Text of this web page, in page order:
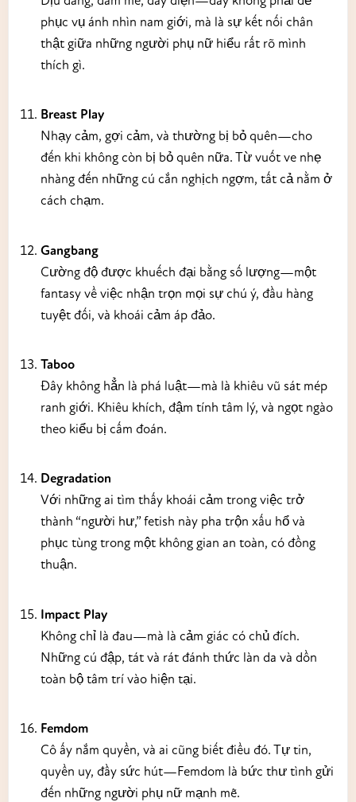
phục vụ ánh nhìn nam giới, mà là sự kết nối chân
thật giữa những người phụ nữ hiểu rất rõ mình
thích gì.
Breast Play
Nhạy cảm, gợi cảm, và thường bị bỏ quên—cho
đến khi không còn bị bỏ quên nữa. Từ vuốt ve nhẹ
nhàng đến những cú cắn nghịch ngợm, tất cả nằm ở
cách chạm.
Gangbang
Cường độ được khuếch đại bằng số lượng—một
fantasy về việc nhận trọn mọi sự chú ý, đầu hàng
tuyệt đối, và khoái cảm áp đảo.
Taboo
Đây không hẳn là phá luật—mà là khiêu vũ sát mép
ranh giới. Khiêu khích, đậm tính tâm lý, và ngọt ngào
theo kiểu bị cấm đoán.
Degradation
Với những ai tìm thấy khoái cảm trong việc trở
thành “người hư,” fetish này pha trộn xấu hổ và
phục tùng trong một không gian an toàn, có đồng
thuận.
Impact Play
Không chỉ là đau—mà là cảm giác có chủ đích.
Những cú đập, tát và rát đánh thức làn da và dồn
toàn bộ tâm trí vào hiện tại.
Femdom
Cô ấy nắm quyền, và ai cũng biết điều đó. Tự tin,
quyền uy, đầy sức hút—Femdom là bức thư tình gửi
đến những người phụ nữ mạnh mẽ.